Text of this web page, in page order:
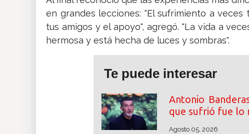
en grandes lecciones: "El sufrimiento a
tus amigos y el apoyo", agregó. "La vida a
hermosa y está hecha de luces y sombras".
Te puede interesar
Antonio
que sufrió fue lo
Agosto 05, 2026